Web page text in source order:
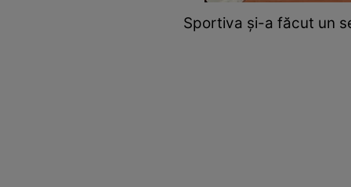
Sportiva și-a făcut un